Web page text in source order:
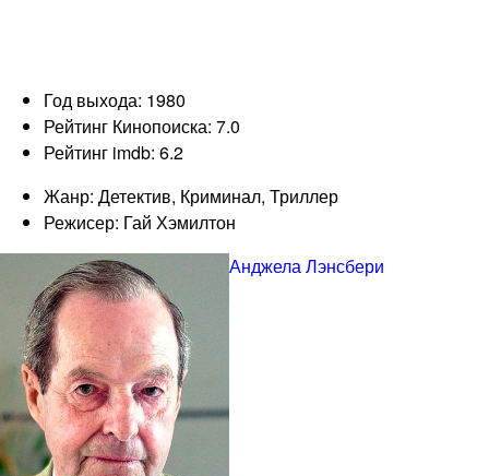
Год выхода: 1980
Рейтинг Кинопоиска: 7.0
Рейтинг imdb: 6.2
Жанр: Детектив, Криминал, Триллер
Режисер: Гай Хэмилтон
Анджела Лэнсбери